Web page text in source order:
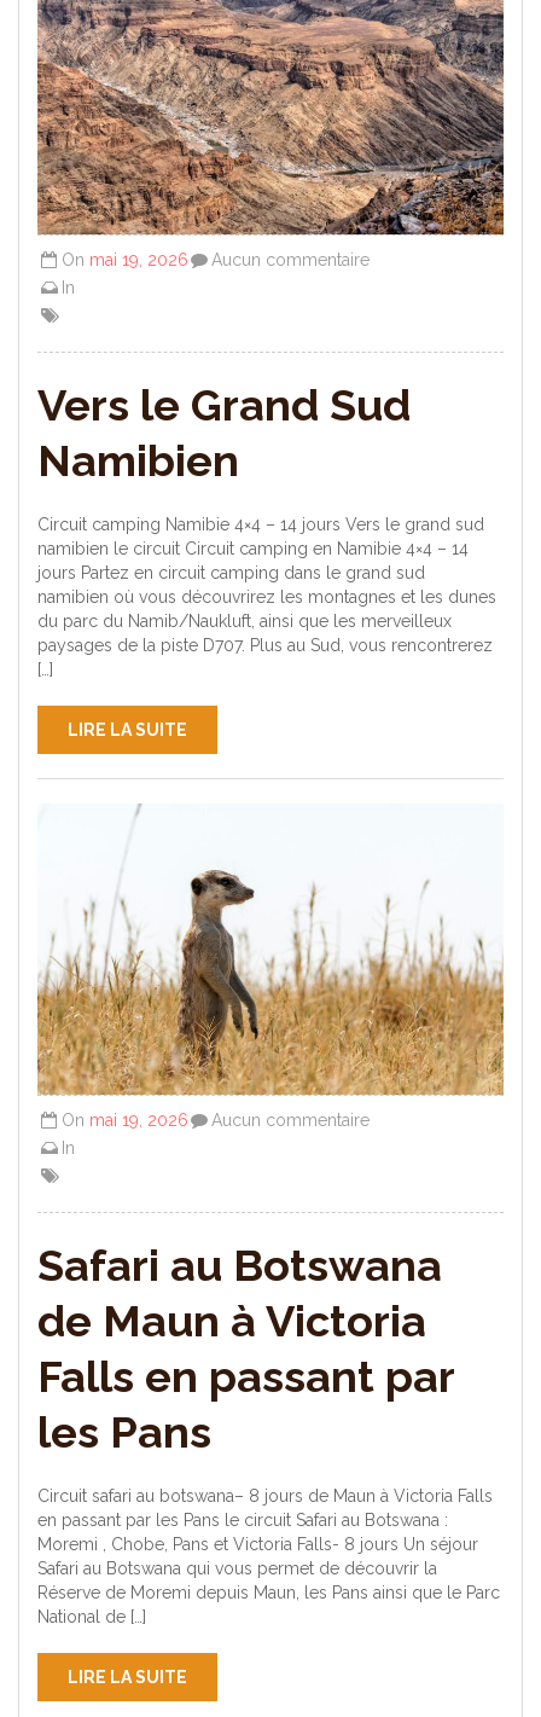
On mai 19, 2026
In
Aucun commentaire
Vers le Grand Sud
Namibien
Circuit camping Namibie 4×4 – 14 jours Vers le grand sud
namibien le circuit Circuit camping en Namibie 4×4 – 14
jours Partez en circuit camping dans le grand sud
namibien où vous découvrirez les montagnes et les dunes
du parc du Namib/Naukluft, ainsi que les merveilleux
paysages de la piste D707. Plus au Sud, vous rencontrerez
[…]
LIRE LA SUITE
On mai 19, 2026
In
Aucun commentaire
Safari au Botswana
de Maun à Victoria
Falls en passant par
les Pans
Circuit safari au botswana– 8 jours de Maun à Victoria Falls
en passant par les Pans le circuit Safari au Botswana :
Moremi , Chobe, Pans et Victoria Falls- 8 jours Un séjour
Safari au Botswana qui vous permet de découvrir la
Réserve de Moremi depuis Maun, les Pans ainsi que le Parc
National de […]
LIRE LA SUITE